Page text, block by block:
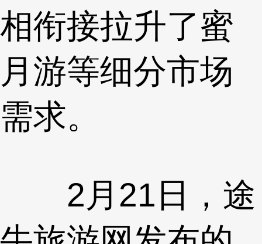
相衔接拉升了蜜
月游等细分市场
需求。
2月21日，途